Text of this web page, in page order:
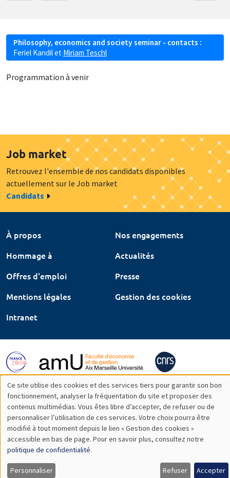
Philosophy, economics and society seminar - contacts :
Feriel Kandilet Miriam Teschl
Programmation à venir
Job market
Retrouvez l'ensemble de nos candidats disponibles
actuellement sur le Job market
Candidats
À propos
Nos engagements
Hommage à
Actualités
Offres d'emploi
Presse
Mentions légales
Gestion des cookies
Intranet
Utilisation
des
données
personnelles
et
Ce site utilise des cookies et des services tiers pour garantir son bon
fonctionnement, analyser la fréquentation du site et proposer des
contenus multimédias. Vous êtes libre d’accepter, de refuser ou de
personnaliser l’utilisation de ces services. Votre choix pourra être
modifié à tout moment depuis le lien « Gestion des cookies »
accessible en bas de page. Pour en savoir plus, consultez notre
politique de confidentialité.
Personnaliser Refuser Accepter